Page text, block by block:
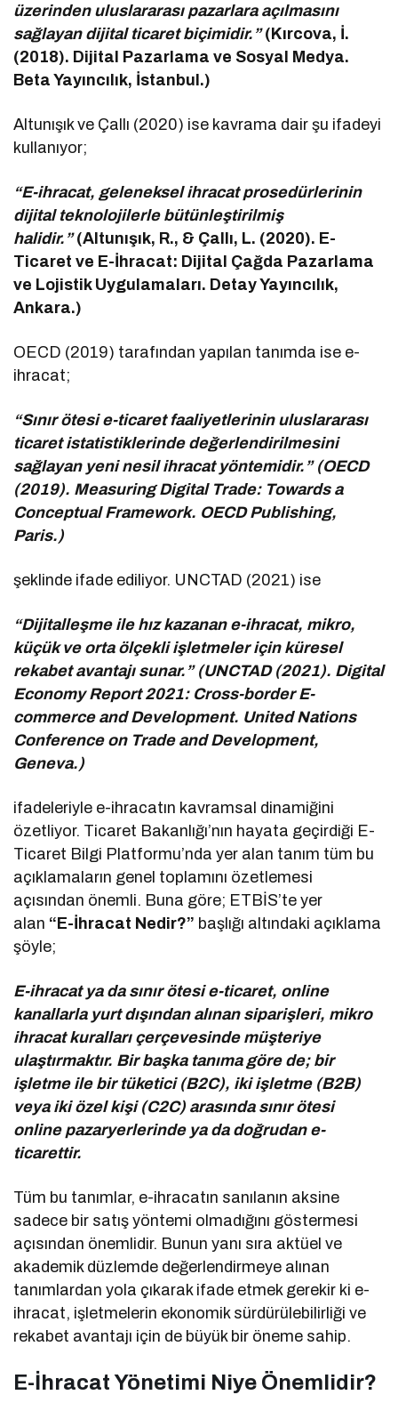
üzerinden uluslararası pazarlara açılmasını
sağlayan dijital ticaret biçimidir.”(Kırcova, İ.
(2018). Dijital Pazarlama ve Sosyal Medya.
Beta Yayıncılık, İstanbul.)
Altunışık ve Çallı (2020) ise kavrama dair şu ifadeyi
kullanıyor;
“E-ihracat, geleneksel ihracat prosedürlerinin
dijital teknolojilerle bütünleştirilmiş
halidir.”(Altunışık, R., & Çallı, L. (2020). E-
Ticaret ve E-İhracat: Dijital Çağda Pazarlama
ve Lojistik Uygulamaları. Detay Yayıncılık,
Ankara.)
OECD (2019) tarafından yapılan tanımda ise e-
ihracat;
“Sınır ötesi e-ticaret faaliyetlerinin uluslararası
ticaret istatistiklerinde değerlendirilmesini
sağlayan yeni nesil ihracat yöntemidir.” (OECD
(2019). Measuring Digital Trade: Towards a
Conceptual Framework. OECD Publishing,
Paris.)
şeklinde ifade ediliyor. UNCTAD (2021) ise
“Dijitalleşme ile hız kazanan e-ihracat, mikro,
küçük ve orta ölçekli işletmeler için küresel
rekabet avantajı sunar.” (UNCTAD (2021). Digital
Economy Report 2021: Cross-border E-
commerce and Development. United Nations
Conference on Trade and Development,
Geneva.)
ifadeleriyle e-ihracatın kavramsal dinamiğini
özetliyor. Ticaret Bakanlığı’nın hayata geçirdiği E-
Ticaret Bilgi Platformu’nda yer alan tanım tüm bu
açıklamaların genel toplamını özetlemesi
açısından önemli. Buna göre; ETBİS’te yer
alan “E-İhracat Nedir?” başlığı altındaki açıklama
şöyle;
E-ihracat ya da sınır ötesi e-ticaret, online
kanallarla yurt dışından alınan siparişleri, mikro
ihracat kuralları çerçevesinde müşteriye
ulaştırmaktır. Bir başka tanıma göre de; bir
işletme ile bir tüketici (B2C), iki işletme (B2B)
veya iki özel kişi (C2C) arasında sınır ötesi
online pazaryerlerinde ya da doğrudan e-
ticarettir.
Tüm bu tanımlar, e-ihracatın sanılanın aksine
sadece bir satış yöntemi olmadığını göstermesi
açısından önemlidir. Bunun yanı sıra aktüel ve
akademik düzlemde değerlendirmeye alınan
tanımlardan yola çıkarak ifade etmek gerekir ki e-
ihracat, işletmelerin ekonomik sürdürülebilirliği ve
rekabet avantajı için de büyük bir öneme sahip.
E-İhracat Yönetimi Niye Önemlidir?